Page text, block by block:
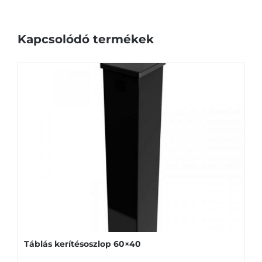
Kapcsolódó termékek
Táblás kerítésoszlop 60×40